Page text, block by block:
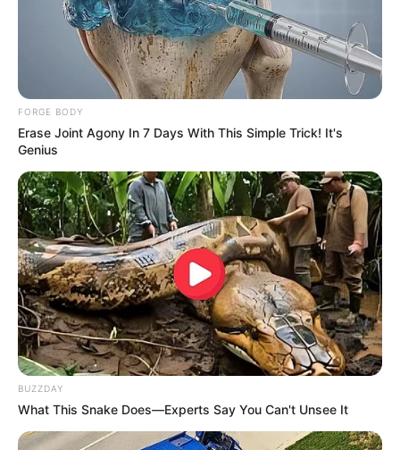
7. Ketika liburan di Swiss, Syahrini ikut kursus
masak. Ia sekarang rajin membagikan momen
memasak ke sosial medianya
FORGE BODY
Erase Joint Agony In 7 Days With This Simple Trick! It's
Genius
BUZZDAY
What This Snake Does—Experts Say You Can't Unsee It